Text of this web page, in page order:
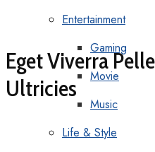
Entertainment
Gaming
Movie
Music
Life & Style
Eget Viverra
Ultricies